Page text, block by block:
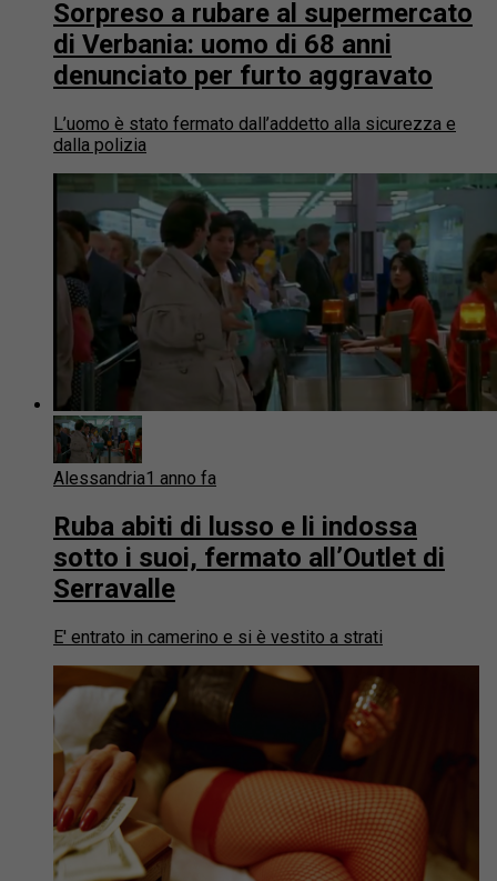
Sorpreso a rubare al supermercato
di Verbania: uomo di 68 anni
denunciato per furto aggravato
L’uomo è stato fermato dall’addetto alla sicurezza e
dalla polizia
Alessandria1 anno fa
Ruba abiti di lusso e li indossa
sotto i suoi, fermato all’Outlet di
Serravalle
E' entrato in camerino e si è vestito a strati